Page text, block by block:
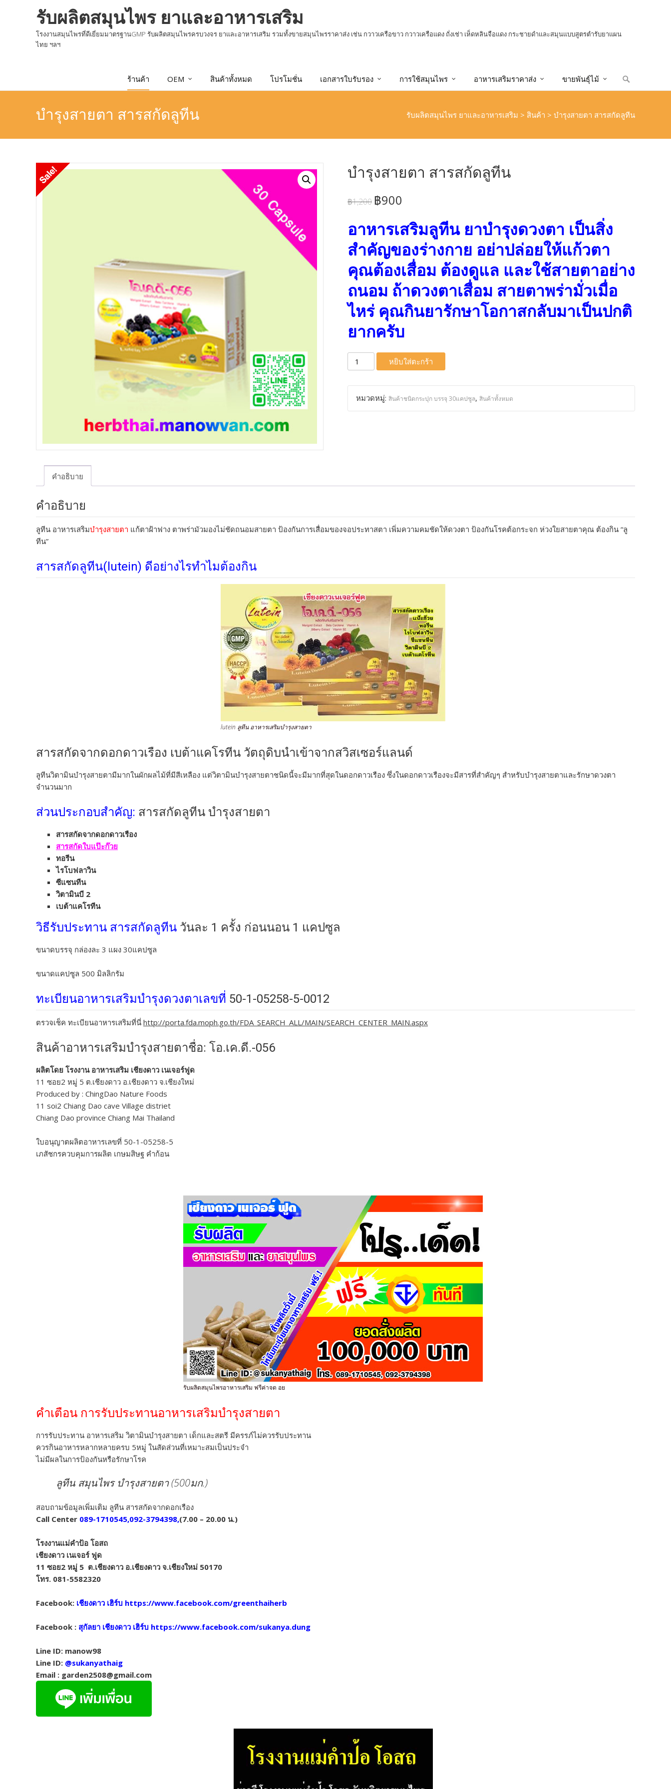
รับผลิตสมุนไพร ยาและอาหารเสริม
โรงงานสมุนไพรที่ดีเยี่ยมมาตรฐานGMP รับผลิตสมุนไพรครบวงจร ยาและอาหารเสริม รวมทั้งขายสมุนไพรราคาส่ง เช่น กวาวเครือขาว กวาวเครือแดง ถั่งเช่า เห็ดหลินจือแดง กระชายดำและสมุนแบบสูตรตำรับยาแผน
ไทย ฯลฯ
Skip
ร้านค้า OEM สินค้าทั้งหมด โปรโมชั่น เอกสารใบรับรอง การใช้สมุนไพร อาหารเสริมราคาส่ง ขายพันธุ์ไม้
Search
for:
บำรุงสายตา สารสกัดลูทีน รับผลิตสมุนไพร ยาและอาหารเสริม > สินค้า > บำรุงสายตา สารสกัดลูทีน
บำรุงสายตา สารสกัดลูทีน
฿1,200
price
was:
฿1,200.
฿900
price
is:
฿900.
อาหารเสริมลูทีน ยาบำรุงดวงตา เป็นสิ่ง
สำคัญของร่างกาย อย่าปล่อยให้แก้วตา
คุณต้องเสื่อม ต้องดูแล และใช้สายตาอย่าง
ถนอม ถ้าดวงตาเสื่อม สายตาพร่ามั่วเมื่อ
ไหร่ คุณกินยารักษาโอกาสกลับมาเป็นปกติ
ยากครับ
จำนวน
บำรุง
หยิบใส่ตะกร้า
หมวดหมู่: สินค้าชนิดกระปุก บรรจุ 30แคปซูล, สินค้าทั้งหมด
คำอธิบาย
คำอธิบาย
ลูทีน อาหารเสริมบำรุงสายตา แก้ตาฝ้าฟาง ตาพร่ามัวมองไม่ชัดถนอมสายตา ป้องกันการเสื่อมของจอประทาสตา เพิ่มความคมชัดให้ดวงตา ป้องกันโรคต้อกระจก ห่วงใยสายตาคุณ ต้องกิน “ลู
ทีน”
สารสกัดลูทีน(lutein) ดีอย่างไรทำไมต้องกิน
lutein ลูทีน อาหารเสริมบำรุงสายตา
สารสกัดจากดอกดาวเรือง เบต้าแคโรทีน วัตถุดิบนำเข้าจากสวิสเซอร์แลนด์
ลูทีนวิตามินบำรุงสายตามีมากในผักผลไม้ที่มีสีเหลือง แต่วิตามินบำรุงสายตาชนิดนี้จะมีมากที่สุดในดอกดาวเรือง ซึ่งในดอกดาวเรืองจะมีสารที่สำคัญๆ สำหรับบำรุงสายตาและรักษาดวงตา
จำนวนมาก
ส่วนประกอบสำคัญ: สารสกัดลูทีน บำรุงสายตา
สารสกัดจากดอกดาวเรือง
สารสกัดใบแป๊ะก๊วย
ทอรีน
ไรโบฟลาวิน
ซีแซนทีน
วิตามินบี 2
เบต้าแคโรทีน
วิธีรับประทาน สารสกัดลูทีน วันละ 1 ครั้ง ก่อนนอน 1 แคปซูล
ขนาดบรรจุ กล่องละ 3 แผง 30แคปซูล
ขนาดแคปซูล 500 มิลลิกรัม
ทะเบียนอาหารเสริมบำรุงดวงตาเลขที่ 50-1-05258-5-0012
ตรวจเช็ค ทะเบียนอาหารเสริมที่นี่ http://porta.fda.moph.go.th/FDA_SEARCH_ALL/MAIN/SEARCH_CENTER_MAIN.aspx
สินค้าอาหารเสริมบำรุงสายตาชื่อ: โอ.เค.ดี.-056
ผลิตโดย โรงงาน อาหารเสริม เชียงดาว เนเจอร์ฟูด
11 ซอย2 หมู่ 5 ต.เชียงดาว อ.เชียงดาว จ.เชียงใหม่
Produced by : ChingDao Nature Foods
11 soi2 Chiang Dao cave Village distriet
Chiang Dao province Chiang Mai Thailand
ใบอนุญาตผลิตอาหารเลขที่ 50-1-05258-5
เภสัชกรควบคุมการผลิต เกษมสิษฐ คำก้อน
รับผลิตสมุนไพรอาหารเสริม ฟรีค่าจด อย
คำเตือน การรับประทานอาหารเสริมบำรุงสายตา
การรับประทาน อาหารเสริม วิตามินบำรุงสายตา เด็กและสตรี มีครรภ์ไม่ควรรับประทาน
ควรกินอาหารหลากหลายครบ 5หมู่ ในสัดส่วนที่เหมาะสมเป็นประจำ
ไม่มีผลในการป้องกันหรือรักษาโรค
ลูทีน สมุนไพร บำรุงสายตา (500มก.)
สอบถามข้อมูลเพิ่มเติม ลูทีน สารสกัดจากดอกเรือง
Call Center 089-1710545,092-3794398,(7.00 – 20.00 น.)
โรงงานแม่คำป้อ โอสถ
เชียงดาว เนเจอร์ ฟูด
11 ซอย2 หมู่ 5 ต.เชียงดาว อ.เชียงดาว จ.เชียงใหม่ 50170
โทร. 081-5582320
Facebook: เชียงดาว เฮิร์บ https://www.facebook.com/greenthaiherb
Facebook : สุกัลยา เชียงดาว เฮิร์บ https://www.facebook.com/sukanya.dung
Line ID: manow98
Line ID: @sukanyathaig
Email : garden2508@gmail.com